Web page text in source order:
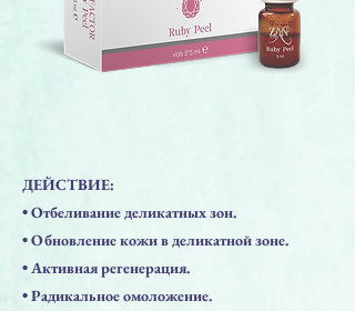
ДЕЙСТВИЕ:
• Отбеливание деликатных зон.
• Обновление кожи в деликатной зоне.
• Активная регенерация.
• Радикальное омоложение.